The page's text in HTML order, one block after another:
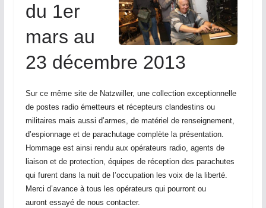
du 1er
mars au
23 décembre 2013
Sur ce même site de Natzwiller, une collection exceptionnelle
de postes radio émetteurs et récepteurs clandestins ou
militaires mais aussi d’armes, de matériel de renseignement,
d’espionnage et de parachutage complète la présentation.
Hommage est ainsi rendu aux opérateurs radio, agents de
liaison et de protection, équipes de réception des parachutes
qui furent dans la nuit de l’occupation les voix de la liberté.
Merci d’avance à tous les opérateurs qui pourront ou
auront essayé de nous contacter.